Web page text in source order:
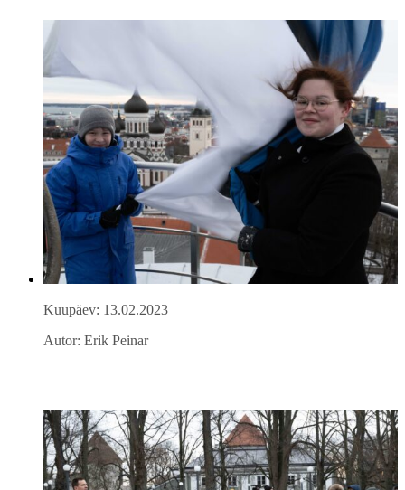
Kuupäev: 13.02.2023
Autor: Erik Peinar